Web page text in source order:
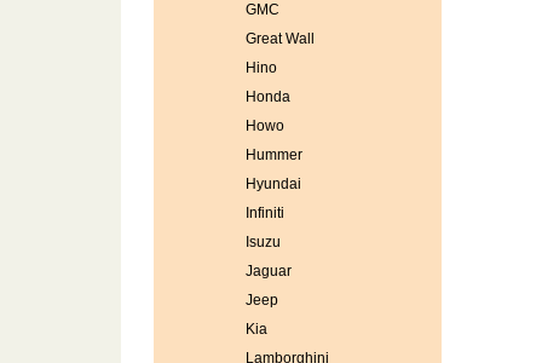
GMC
Great Wall
Hino
Honda
Howo
Hummer
Hyundai
Infiniti
Isuzu
Jaguar
Jeep
Kia
Lamborghini